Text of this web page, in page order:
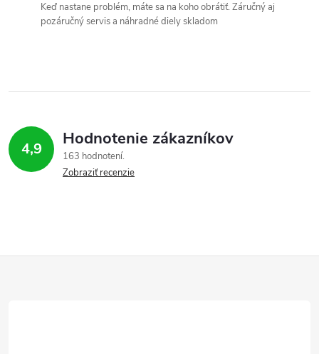
Keď nastane problém, máte sa na koho obrátiť. Záručný aj
pozáručný servis a náhradné diely skladom
4,9 Hodnotenie zákazníkov
163 hodnotení
Zobraziť recenzie